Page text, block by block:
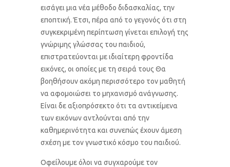
εισάγει μια νέα μέθοδο διδασκαλίας, την
εποπτική. Έτσι, πέρα από το γεγονός ότι στη
συγκεκριμένη περίπτωση γίνεται επιλογή της
γνώριμης γλώσσας του παιδιού,
επιστρατεύονται με ιδιαίτερη φροντίδα
εικόνες, οι οποίες με τη σειρά τους Θα
βοηθήσουν ακόμη περισσότερο τον μαθητή
να αφομοιώσει το μηχανισμό ανάγνωσης.
Είναι δε αξιοπρόσεκτο ότι τα αντικείμενα
των εικόνων αντλούνται από την
καθημερινότητα και συνεπώς έχουν άμεση
σχέση με τον γνωστικό κόσμο του παιδιού.
Οφείλουμε όλοι να συγχαρούμε τον